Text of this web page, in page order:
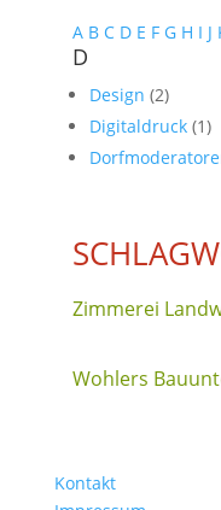
A B C D E F G H I J
D
Design (2)
Digitaldruck (1)
Zimmerei
Wohlers
Kontakt